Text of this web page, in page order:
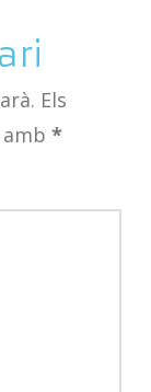
Els
*